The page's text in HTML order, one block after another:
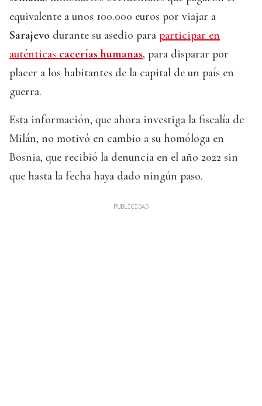
equivalente a unos 100.000 euros por viajar a
Sarajevo durante su asedio para participar en
auténticas cacerías humanas, para disparar por
placer a los habitantes de la capital de un país en
guerra.
Esta información, que ahora investiga la fiscalía de
Milán, no motivó en cambio a su homóloga en
Bosnia, que recibió la denuncia en el año 2022 sin
que hasta la fecha haya dado ningún paso.